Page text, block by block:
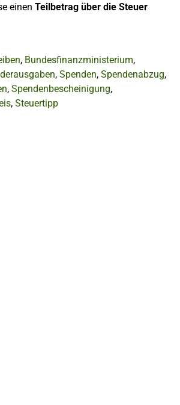
einen Teilbetrag über die Steuer
, Bundesfinanzministerium,
, Spenden, Spendenabzug,
, Spendenbescheinigung,
, Steuertipp